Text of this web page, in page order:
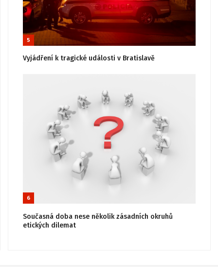
5
Vyjádření k tragické události v Bratislavě
6
Současná doba nese několik zásadních okruhů
etických dilemat